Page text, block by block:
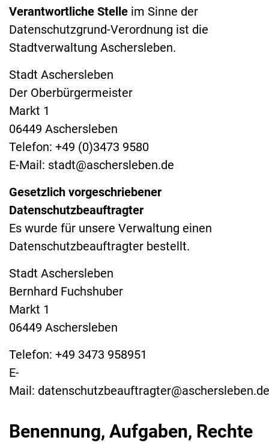
Verantwortliche Stelle im Sinne der
Datenschutzgrund-Verordnung ist die
Stadtverwaltung Aschersleben.
Stadt Aschersleben
Der Oberbürgermeister
Markt 1
06449 Aschersleben
Telefon: +49 (0)3473 9580
E-Mail: stadt@aschersleben.de
Gesetzlich vorgeschriebener
Datenschutzbeauftragter
Es wurde für unsere Verwaltung einen
Datenschutzbeauftragter bestellt.
Stadt Aschersleben
Bernhard Fuchshuber
Markt 1
06449 Aschersleben
Telefon: +49 3473 958951
E-
Mail:
Benennung, Aufgaben, Rechte